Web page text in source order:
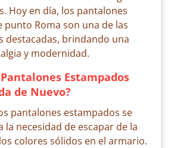
Hoy en día, los pantalones
punto Roma son una de las
destacadas, brindando una
y modernidad.
Estampados
de Nuevo?
pantalones estampados se
la necesidad de escapar de la
colores sólidos en el armario.